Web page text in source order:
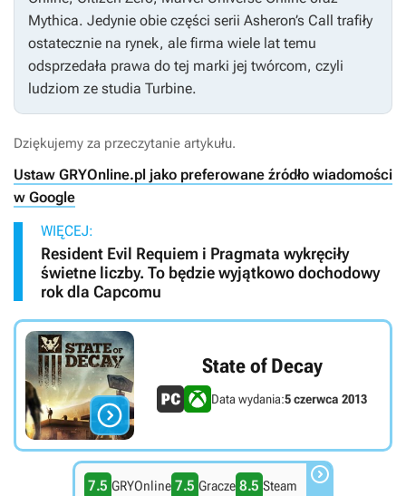
Mythica. Jedynie obie części serii Asheron’s Call trafiły
ostatecznie na rynek, ale firma wiele lat temu
odsprzedała prawa do tej marki jej twórcom, czyli
ludziom ze studia Turbine.
Dziękujemy za przeczytanie artykułu.
Ustaw GRYOnline.pl jako preferowane źródło wiadomości
w Google
WIĘCEJ:
Resident Evil Requiem i Pragmata wykręciły
świetne liczby. To będzie wyjątkowo dochodowy
rok dla Capcomu

State of Decay
Data wydania:5 czerwca 2013
7.5 GRYOnline 7.5 Gracze 8.5 Steam 